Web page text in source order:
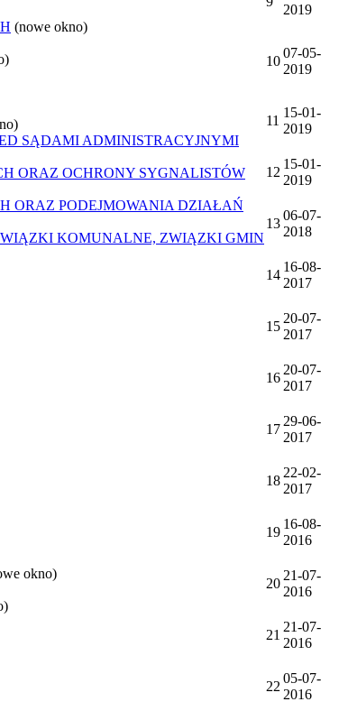
(nowe okno)
SĄDAMI ADMINISTRACYJNYMI
ORAZ OCHRONY SYGNALISTÓW
ORAZ PODEJMOWANIA DZIAŁAŃ
KOMUNALNE, ZWIĄZKI GMIN
okno)
2019
10
07-05-
2019
11
15-01-
2019
12
15-01-
2019
13
06-07-
2018
14
16-08-
2017
15
20-07-
2017
16
20-07-
2017
17
29-06-
2017
18
22-02-
2017
19
16-08-
2016
20
21-07-
2016
21
21-07-
2016
22
05-07-
2016